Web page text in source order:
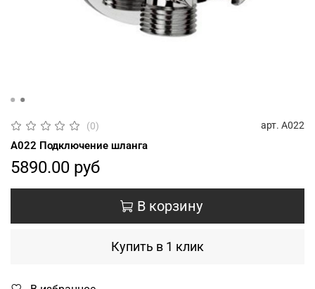
(0) арт. A022
A022 Подключение шланга
5890.00 руб
В корзину
Купить в 1 клик